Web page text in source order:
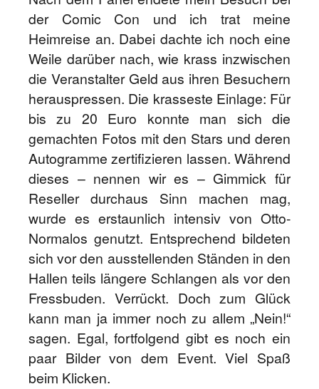
der Comic Con und ich trat meine
Heimreise an. Dabei dachte ich noch eine
Weile darüber nach, wie krass inzwischen
die Veranstalter Geld aus ihren Besuchern
herauspressen. Die krasseste Einlage: Für
bis zu 20 Euro konnte man sich die
gemachten Fotos mit den Stars und deren
Autogramme zertifizieren lassen. Während
dieses – nennen wir es – Gimmick für
Reseller durchaus Sinn machen mag,
wurde es erstaunlich intensiv von Otto-
Normalos genutzt. Entsprechend bildeten
sich vor den ausstellenden Ständen in den
Hallen teils längere Schlangen als vor den
Fressbuden. Verrückt. Doch zum Glück
kann man ja immer noch zu allem „Nein!“
sagen. Egal, fortfolgend gibt es noch ein
paar Bilder von dem Event. Viel Spaß
beim Klicken.